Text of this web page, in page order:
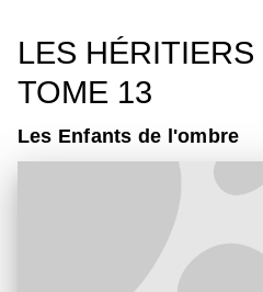
LES
TOME 13
Les Enfants de l'ombre